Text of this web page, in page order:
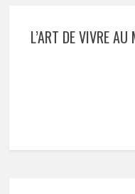
L’ART DE VIVRE